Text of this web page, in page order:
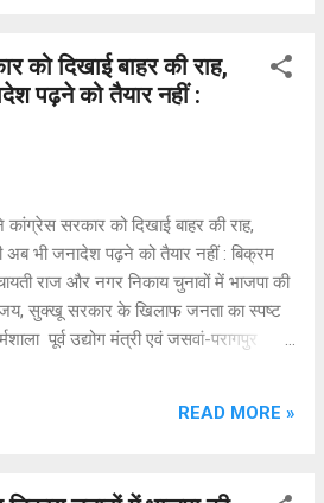
पवन कुमार काजल ने संयुक्त रूप से कांगड़ा
से हरी झंडी दिखाकर ट्रेन को रवाना किया।
2022 में हिमाचल प्रदेश में हुई भारी बारिश
कारण चक्की नदी पर स्थित ब्रिटिश कालीन
32 बह गया था। इसके साथ ही मानसून के
से ट्र...
को दिखाई बाहर की राह,
पढ़ने को तैयार नहीं :
सरकार को दिखाई बाहर की राह,
अब भी जनादेश पढ़ने को तैयार नहीं : बिक्रम
राज और नगर निकाय चुनावों में भाजपा की
सुक्खू सरकार के खिलाफ जनता का स्पष्ट
पूर्व उद्योग मंत्री एवं जसवां-परागपुर
प्रदेश की जनता का आभार व्यक्त करते हुए
READ MORE »